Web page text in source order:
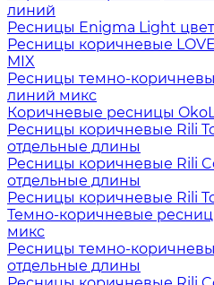
линий
Ресницы Enigma Light
Ресницы коричневые
MIX
Ресницы темно-
линий микс
Коричневые ресницы
Ресницы коричневые Rili
отдельные длины
Ресницы коричневые Rili
отдельные длины
Ресницы коричневые Rili
Темно-коричневые
микс
Ресницы темно-
отдельные длины